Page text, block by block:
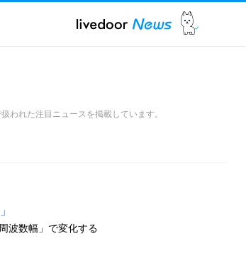
われた注目ニュースを掲載しています。
波数幅」で変化する